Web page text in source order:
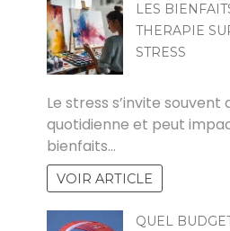
LES
THERAPIE
STRESS
Le stress s’invite souvent
quotidienne et peut
bienfaits…
VOIR ARTICLE
QUEL